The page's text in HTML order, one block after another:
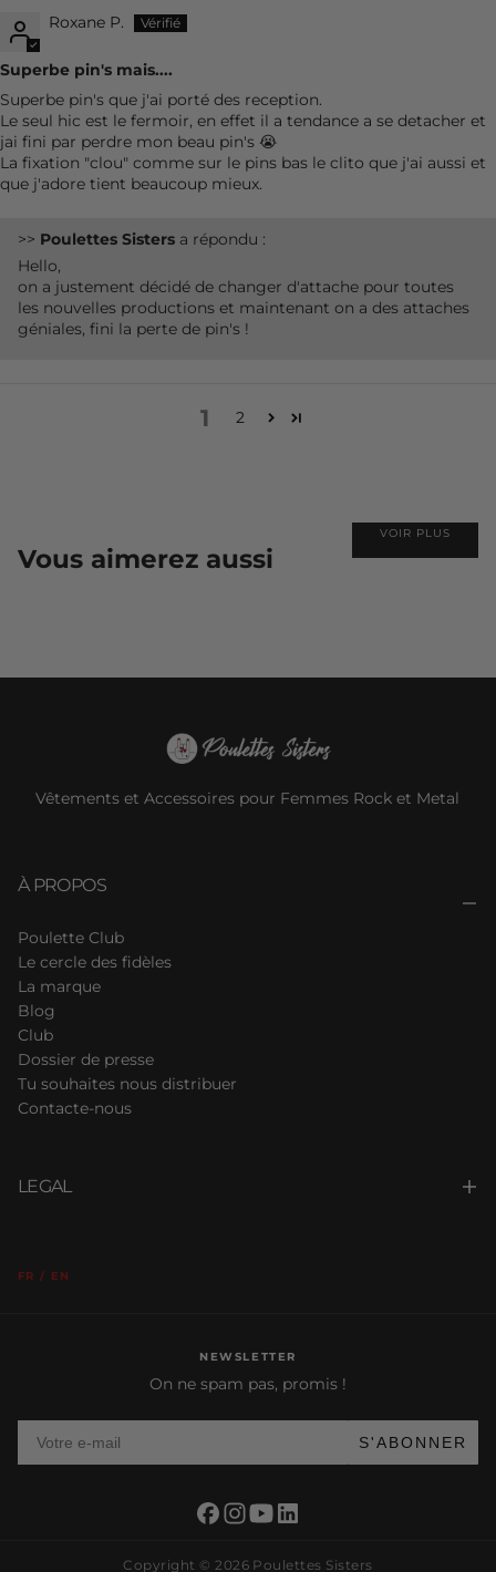
Roxane P.
Superbe pin's mais....
Superbe pin's que j'ai porté des reception.
Le seul hic est le fermoir, en effet il a tendance a se detacher et
jai fini par perdre mon beau pin's 😭
La fixation "clou" comme sur le pins bas le clito que j'ai aussi et
que j'adore tient beaucoup mieux.
>> Poulettes Sisters a répondu :
Hello,
on a justement décidé de changer d'attache pour toutes
les nouvelles productions et maintenant on a des attaches
géniales, fini la perte de pin's !
1 2
Vous aimerez aussi
VOIR PLUS
Vêtements et Accessoires pour Femmes Rock et Metal
À PROPOS
Poulette Club
Le cercle des fidèles
La marque
Blog
Club
Dossier de presse
Tu souhaites nous distribuer
Contacte-nous
LEGAL
FR / EN
NEWSLETTER
On ne spam pas, promis !
S'ABONNER
Copyright © 2026 Poulettes Sisters